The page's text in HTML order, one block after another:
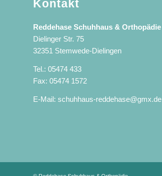
Kontakt
Reddehase Schuhhaus & Orthopädie
Dielinger Str. 75
32351 Stemwede-Dielingen
Tel.: 05474 433
Fax: 05474 1572
E-Mail: schuhhaus-reddehase@gmx.de